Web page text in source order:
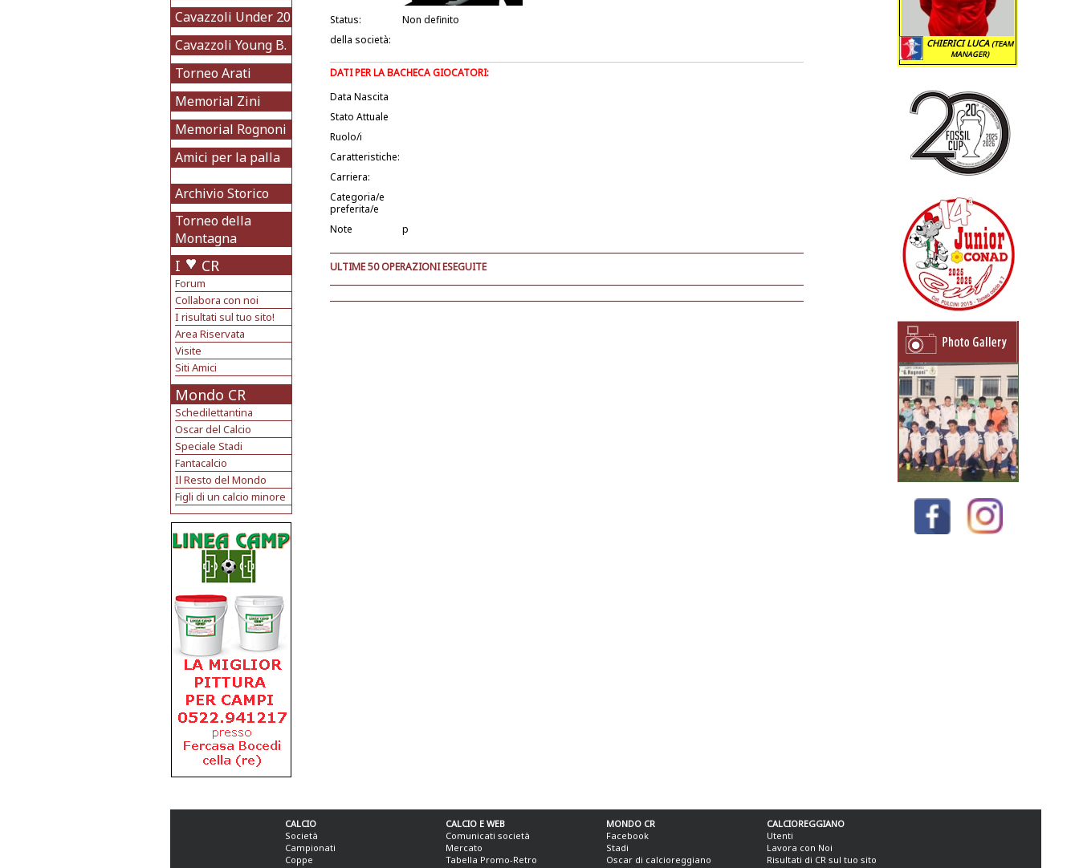
Cavazzoli Under 20
Cavazzoli Young B.
Torneo Arati
Memorial Zini
Memorial Rognoni
Amici per la palla
Archivio Storico
Torneo della
Montagna
I CR
Forum
Collabora con noi
I risultati sul tuo sito!
Area Riservata
Visite
Siti Amici
Mondo CR
Schedilettantina
Oscar del Calcio
Speciale Stadi
Fantacalcio
Il Resto del Mondo
Figli di un calcio minore
Status:
Non definito
della società:
DATI PER LA BACHECA GIOCATORI:
Data Nascita
Stato Attuale
Ruolo/i
Caratteristiche:
Carriera:
Categoria/e
preferita/e
Note
p
ULTIME 50 OPERAZIONI ESEGUITE
CHIERICI LUCA(TEAM
MANAGER)
CALCIO
Società
Campionati
Coppe
CALCIO E WEB
Comunicati società
Mercato
Tabella Promo-Retro
MONDO CR
Facebook
Stadi
Oscar di calcioreggiano
CALCIOREGGIANO
Utenti
Lavora con Noi
Risultati di CR sul tuo sito